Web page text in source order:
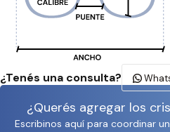
¿Tenés una consulta?
¿Querés agregar los
Escribinos aquí para coordinar